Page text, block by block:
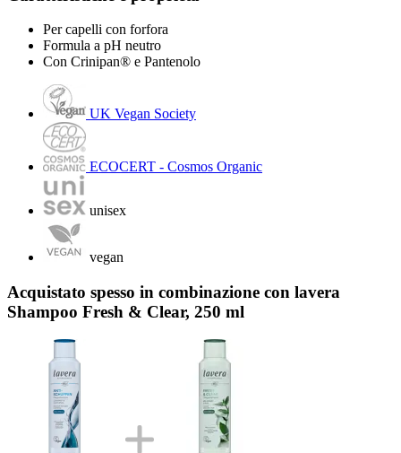
Per capelli con forfora
Formula a pH neutro
Con Crinipan® e Pantenolo
UK Vegan Society
ECOCERT - Cosmos Organic
unisex
vegan
Acquistato spesso in combinazione con lavera
Shampoo Fresh & Clear, 250 ml